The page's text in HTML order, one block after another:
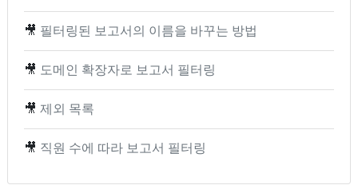
🎥 필터링된 보고서의 이름을 바꾸는 방법
🎥 도메인 확장자로 보고서 필터링
🎥 제외 목록
🎥 직원 수에 따라 보고서 필터링